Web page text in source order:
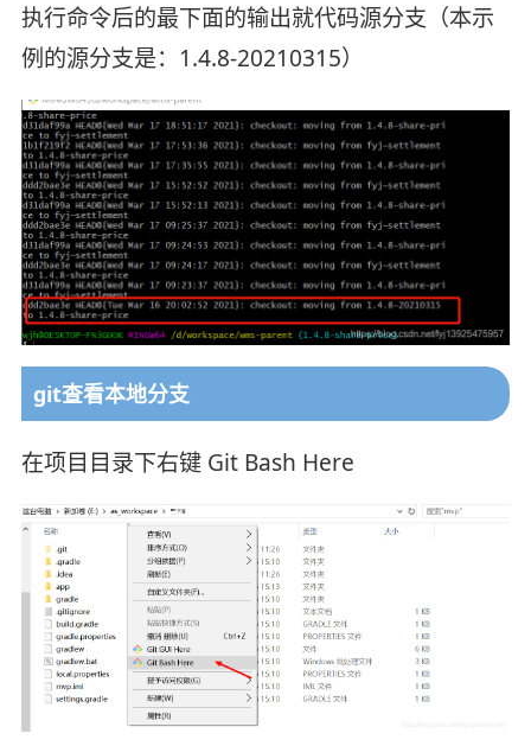
执行命令后的最下面的输出就代码源分支（本示
例的源分支是：1.4.8-20210315）
git查看本地分支
在项目目录下右键 Git Bash Here